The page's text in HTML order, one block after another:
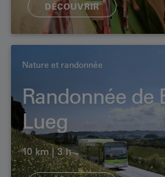
DÉCOUVRIR
Nature et randonnée
Randonnée de
Lueg
10 km | 3 h